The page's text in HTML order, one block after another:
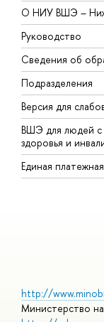
О НИУ ВШЭ –
Руководство
Сведения об
Подразделения
Версия для
ВШЭ для людей с
здоровья и
Единая
http://
Министерство